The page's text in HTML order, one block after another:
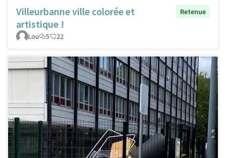
Villeurbanne ville colorée et
artistique !
Retenue
Lou 5 22